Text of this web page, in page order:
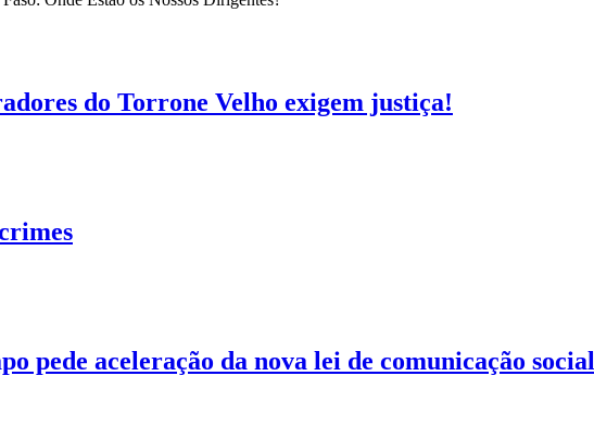
do Torrone Velho exigem justiça!
pede aceleração da nova lei de comunicação social